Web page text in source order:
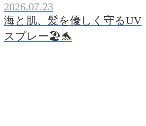
2026.07.23
海と肌、髪を優しく守るUV
スプレー🏖️🐬